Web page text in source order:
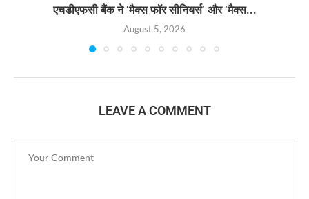
एचडीएफसी बैंक ने ‘मैक्स फॉर सीनियर्स’ और ‘मैक्स...
August 5, 2026
LEAVE A COMMENT